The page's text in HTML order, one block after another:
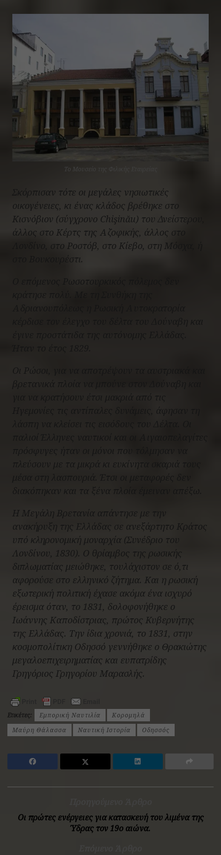
Το Μουσείο της Φιλικής Εταιρείας
Σκόρπισαν τότε οι μεγάλες νησιωτικές
οικογένειες, κι ένας κλάδος βρέθηκε στο
Κισνόβιον (σύγχρονο Chişinău) του Δνείστερου,
άλλος στο Κέρτς της Αζοφικής, άλλος στο
Λονδίνο, στο Ροστόβ, στο Κίεβο, στη Μόσχα, ή
στο Βουκουρέστι.
Ο επόμενος Ρωσοτουρκικός πόλεμος δεν
πλεύσουν με τα μικρά κι ευκίνητα σκαριά τους
Η Μεγάλη Βρετανία απάντησε με την
ανακήρυξη της Ελλάδας σε ανεξάρτητο Κράτος
υπό κληρονομική μοναρχία (Συνέδριο του
Λονδίνου, 1830). Ο θρίαμβος της ρωσικής
διπλωματίας μειώθηκε, τουλάχιστον σε ό,τι
αφορούσε στο ελληνικό ζήτημα. Και η ρωσική
εξωτερική πολιτική έχασε ακόμα ένα ισχυρό
έρεισμα όταν, το 1831, δολοφονήθηκε ο
Ιωάννης Καποδίστριας, πρώτος Κυβερνήτης
της Ελλάδας. Την ίδια χρονιά, το 1831, στην
κοσμοπολίτικη Οδησσό γεννήθηκε ο Θρακιώτης
μεγαλοεπιχειρηματίας και ευπατρίδης
Γρηγόριος Γρηγορίου Μαρασλής.
Ετικέτες: Εμπορική Ναυτιλία
Κορομηλά
Μαύρη Θάλασσα
Ναυτική Ιστορία Οδησσός
Οι πρώτες ενέργειες για κατασκευή του λιμένα της
Ύδρας τον 19ο αιώνα.